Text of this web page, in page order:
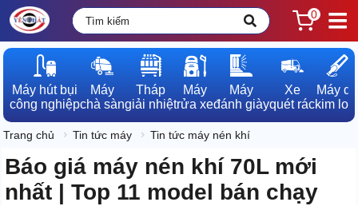
0
Máy hút bụi
công nghiệp
Máy
chà sàn
Tháp
giải nhiệt
Máy
rửa xe
Máy
đánh giày
Xe
quét rác
Máy dò
kim loại
Trang chủ Tin tức máy Tin tức máy nén khí
Báo giá máy nén khí 70L mới
nhất | Top 11 model bán chạy